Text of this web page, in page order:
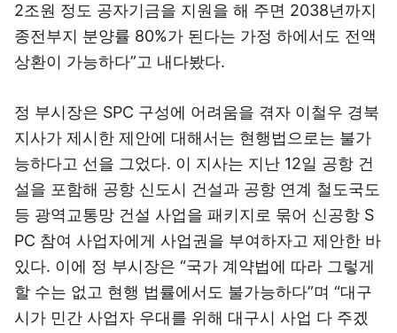
2조원 정도 공자기금을 지원을 해 주면 2038년까지
종전부지 분양률 80%가 된다는 가정 하에서도 전액
상환이 가능하다”고 내다봤다.
정 부시장은 SPC 구성에 어려움을 겪자 이철우 경북
지사가 제시한 제안에 대해서는 현행법으로는 불가
능하다고 선을 그었다. 이 지사는 지난 12일 공항 건
설을 포함해 공항 신도시 건설과 공항 연계 철도국도
등 광역교통망 건설 사업을 패키지로 묶어 신공항 S
PC 참여 사업자에게 사업권을 부여하자고 제안한 바
있다. 이에 정 부시장은 “국가 계약법에 따라 그렇게
할 수는 없고 현행 법률에서도 불가능하다”며 “대구
시가 민간 사업자 우대를 위해 대구시 사업 다 주겠